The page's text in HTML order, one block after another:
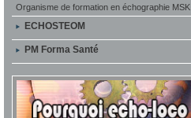
Organisme de formation en échographie MSK
ECHOSTEOM
PM Forma Santé